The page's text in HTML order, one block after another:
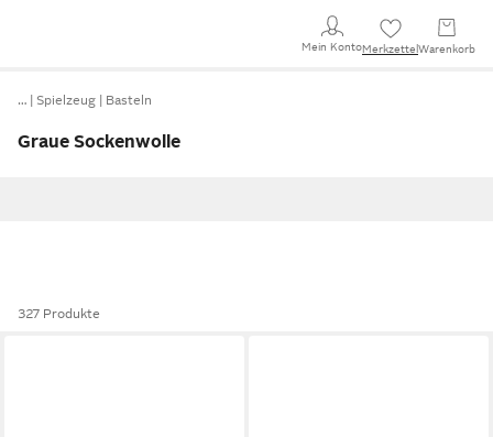
Mein KontoMerkzettel Warenkorb
… Spielzeug Basteln
Graue Sockenwolle
327 Produkte